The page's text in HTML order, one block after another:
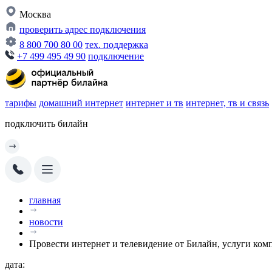
Москва
проверить адрес подключения
8 800 700 80 00 тех. поддержка
+7 499 495 49 90 подключение
тарифы домашний интернет интернет и тв интернет, тв и связь
подключить билайн
главная
новости
Провести интернет и телевидение от Билайн, услуги
дата: